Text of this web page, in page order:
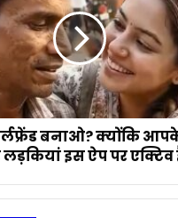
बनाओ? क्योंकि
लड़कियां इस ऐप पर एक्टिव